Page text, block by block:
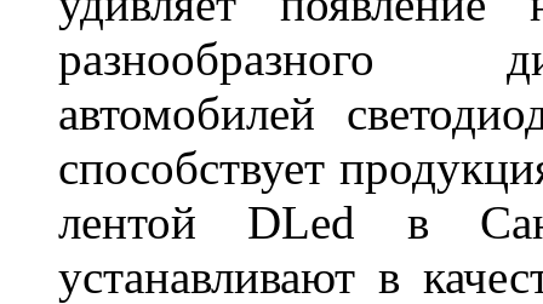
разнообразного
автомобилей
способствует
лентой DLed в
устанавливают в